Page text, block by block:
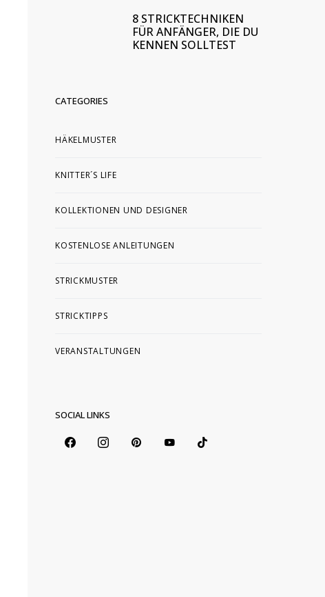
8 STRICKTECHNIKEN
FÜR ANFÄNGER, DIE DU
KENNEN SOLLTEST
CATEGORIES
HÄKELMUSTER
KNITTER´S LIFE
KOLLEKTIONEN UND DESIGNER
KOSTENLOSE ANLEITUNGEN
STRICKMUSTER
STRICKTIPPS
VERANSTALTUNGEN
SOCIAL LINKS